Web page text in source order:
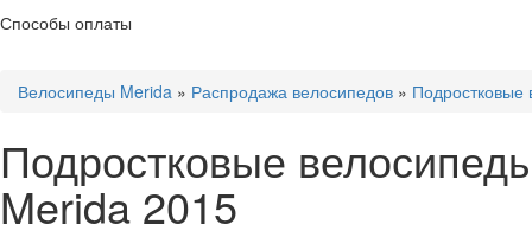
Способы оплаты
Велосипеды Merida » Распродажа велосипедов »
Подростковые
Merida 2015